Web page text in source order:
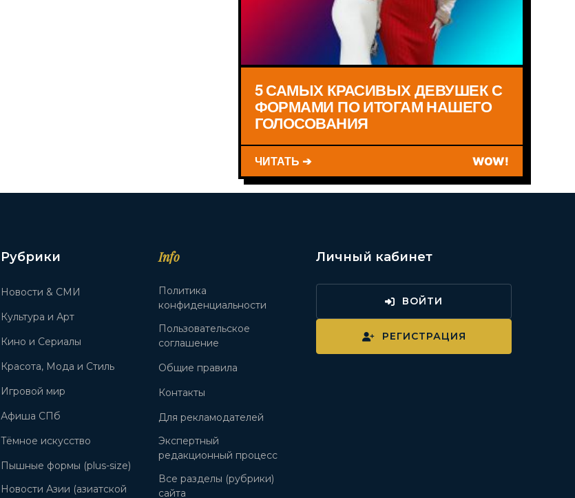
5 САМЫХ КРАСИВЫХ ДЕВУШЕК С
ФОРМАМИ ПО ИТОГАМ НАШЕГО
ГОЛОСОВАНИЯ
ЧИТАТЬ ➔ WOW!
Рубрики
Новости & СМИ
Культура и Арт
Кино и Сериалы
Красота, Мода и Стиль
Игровой мир
Афиша СПб
Тёмное искусство
Пышные формы (plus-size)
Новости Азии (азиатской
Info
Политика
конфиденциальности
Пользовательское
соглашение
Общие правила
Контакты
Для рекламодателей
Экспертный
редакционный процесс
Все разделы (рубрики)
сайта
Личный кабинет
ВОЙТИ
РЕГИСТРАЦИЯ